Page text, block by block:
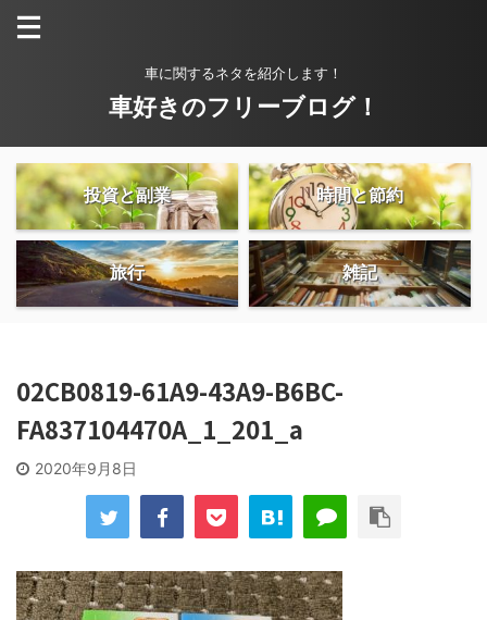
車に関するネタを紹介します！
車好きのフリーブログ！
投資と副業 時間と節約
旅行 雑記
02CB0819-61A9-43A9-B6BC-
FA837104470A_1_201_a
2020年9月8日